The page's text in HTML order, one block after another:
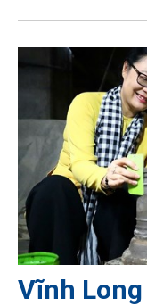
Vĩnh